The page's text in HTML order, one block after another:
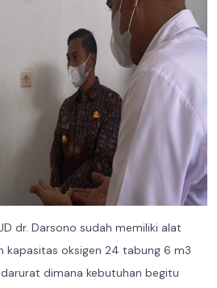
dr. Darsono sudah memiliki alat
kapasitas oksigen 24 tabung 6 m3
dimana kebutuhan begitu